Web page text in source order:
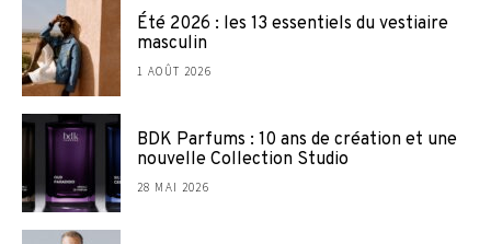
Été 2026 : les 13 essentiels du vestiaire
masculin
1 AOÛT 2026
BDK Parfums : 10 ans de création et une
nouvelle Collection Studio
28 MAI 2026